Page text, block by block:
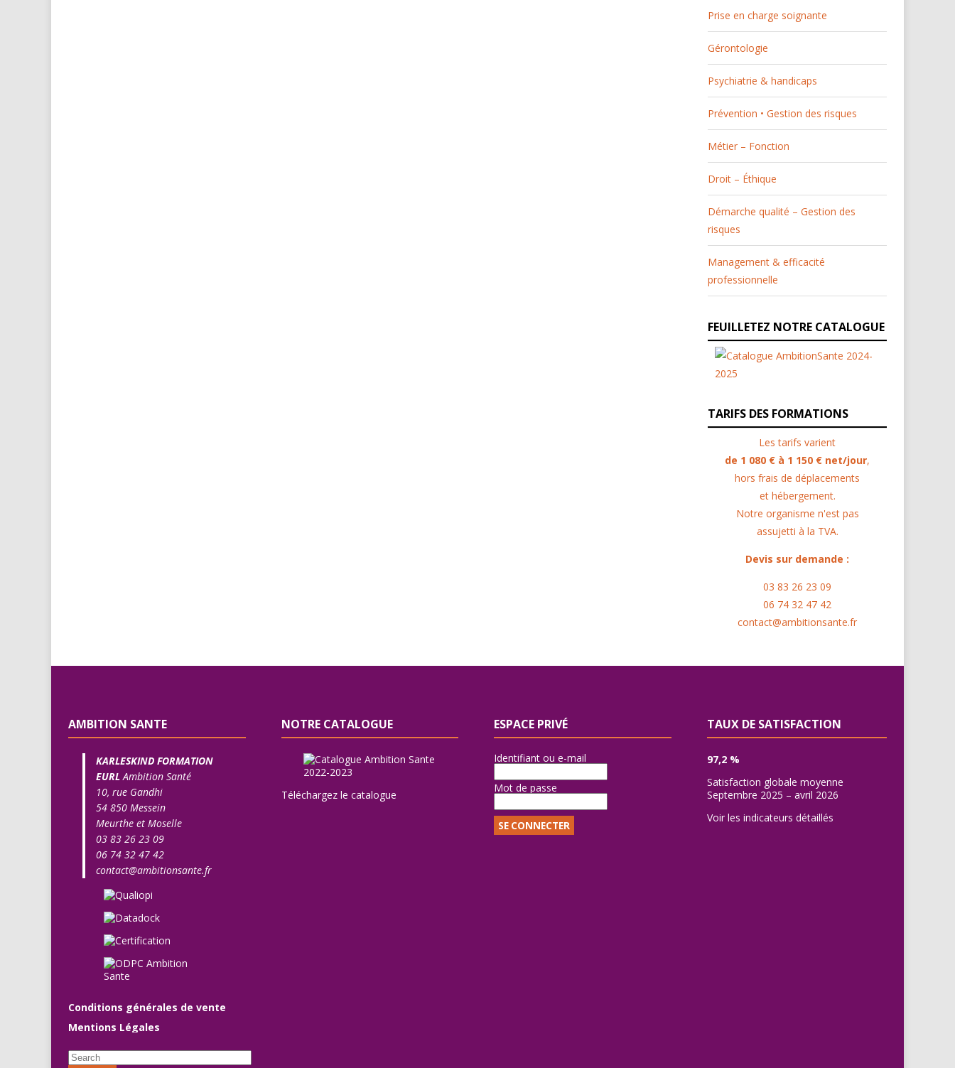
Prise en charge soignante
Gérontologie
Psychiatrie & handicaps
Prévention • Gestion des risques
Métier – Fonction
Droit – Éthique
Démarche qualité – Gestion des
risques
Management & efficacité
professionnelle
FEUILLETEZ NOTRE CATALOGUE
TARIFS DES FORMATIONS
Les tarifs varient
de 1 080 € à 1 150 € net/jour,
hors frais de déplacements
et hébergement.
Notre organisme n'est pas
assujetti à la TVA.
Devis sur demande :
03 83 26 23 09
06 74 32 47 42
contact@ambitionsante.fr
AMBITION SANTE
KARLESKIND FORMATION
EURL Ambition Santé
10, rue Gandhi
54 850 Messein
Meurthe et Moselle
03 83 26 23 09
06 74 32 47 42
contact@ambitionsante.fr
Conditions générales de vente
Mentions Légales
NOTRE CATALOGUE
Téléchargez le catalogue
ESPACE PRIVÉ
Identifiant ou e-mail
Mot de passe
TAUX DE SATISFACTION
97,2 %
Satisfaction globale moyenne
Septembre 2025 – avril 2026
Voir les indicateurs détaillés